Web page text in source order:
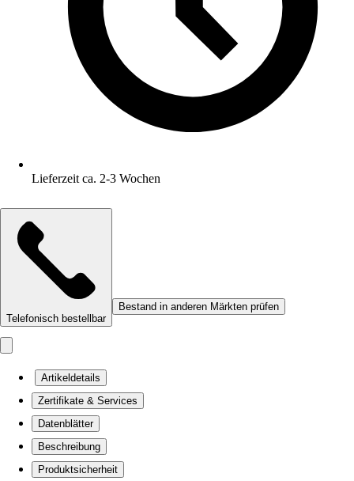
Lieferzeit ca. 2-3 Wochen
Telefonisch bestellbar
Bestand in anderen Märkten prüfen
Artikeldetails
Zertifikate & Services
Datenblätter
Beschreibung
Produktsicherheit